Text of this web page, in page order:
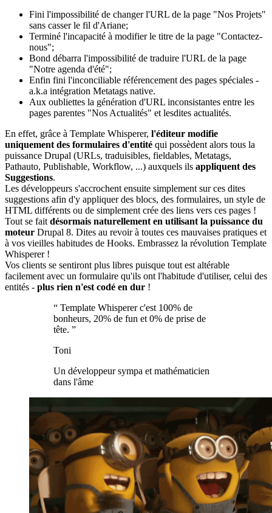
Fini l'impossibilité de changer l'URL de la page "Nos Projets"
sans casser le fil d'Ariane;
Terminé l'incapacité à modifier le titre de la page "Contactez-
nous";
Bond débarra l'impossibilité de traduire l'URL de la page
"Notre agenda d'été";
Enfin fini l'inconciliable référencement des pages spéciales -
a.k.a intégration Metatags native.
Aux oubliettes la génération d'URL inconsistantes entre les
pages parentes "Nos Actualités" et lesdites actualités.
En effet, grâce à Template Whisperer, l'éditeur modifie
uniquement des formulaires d'entité qui possèdent alors tous la
puissance Drupal (URLs, traduisibles, fieldables, Metatags,
Pathauto, Publishable, Workflow, ...) auxquels ils appliquent des
Suggestions.
Les développeurs s'accrochent ensuite simplement sur ces dites
suggestions afin d'y appliquer des blocs, des formulaires, un style de
HTML différents ou de simplement crée des liens vers ces pages !
Tout se faitdésormais naturellement en utilisant la puissance du
moteur Drupal 8. Dites au revoir à toutes ces mauvaises pratiques et
à vos vieilles habitudes de Hooks. Embrassez la révolution Template
Whisperer !
Vos clients se sentiront plus libres puisque tout est altérable
facilement avec un formulaire qu'ils ont l'habitude d'utiliser, celui des
entités - plus rien n'est codé en dur !
“ Template Whisperer c'est 100% de
bonheurs, 20% de fun et 0% de prise de
tête. ”
Toni
Un développeur sympa et mathématicien
dans l'âme